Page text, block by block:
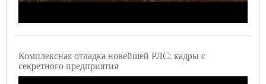
Комплексная отладка новейшей РЛС: кадры с
секретного предприятия